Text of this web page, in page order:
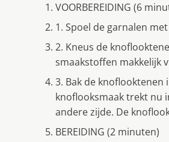
VOORBEREIDING (6
1. Spoel de garnalen
2. Kneus de
smaakstoffen makkelijk
3. Bak de
knoflooksmaak trekt nu
andere zijde. De
BEREIDING (2 minuten)